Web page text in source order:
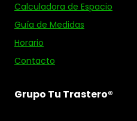
Calculadora de Espacio
Guía de Medidas
Horario
Contacto
Grupo Tu Trastero®